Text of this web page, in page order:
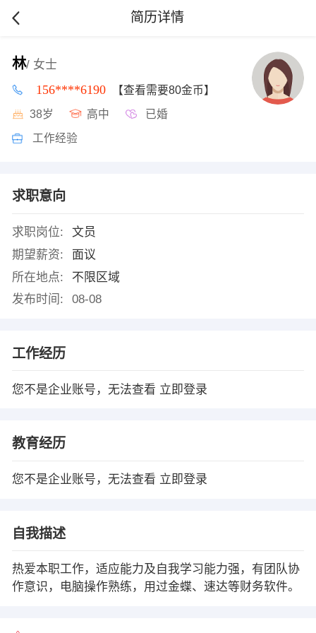
简历详情
林/ 女士
156****6190 【查看需要80金币】
38岁 高中 已婚
工作经验
求职意向
求职岗位:
文员
期望薪资:
面议
所在地点:
不限区域
发布时间:
08-08
工作经历
您不是企业账号，无法查看 立即登录
教育经历
您不是企业账号，无法查看 立即登录
自我描述
热爱本职工作，适应能力及自我学习能力强，有团队协
作意识，电脑操作熟练，用过金蝶、速达等财务软件。